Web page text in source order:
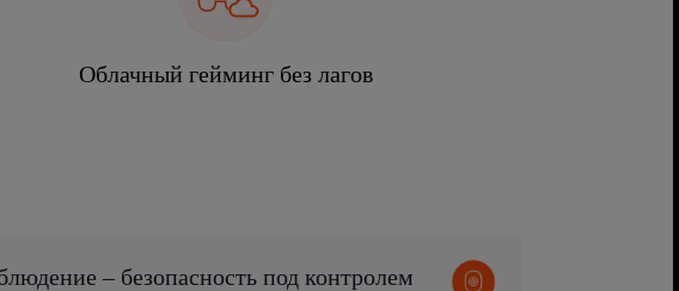
Облачный гейминг без лагов
– безопасность под контролем